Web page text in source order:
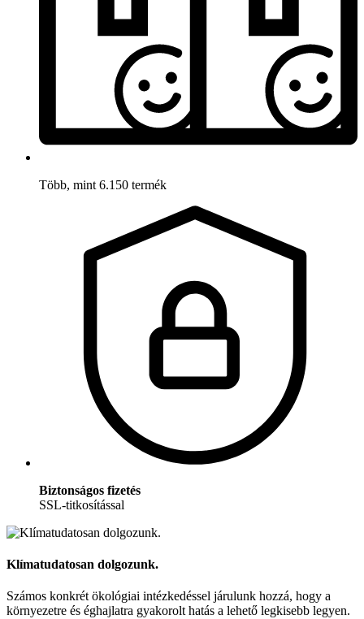
Több, mint 6.150 termék
Biztonságos fizetés
SSL-titkosítással
Klímatudatosan dolgozunk.
Számos konkrét ökológiai intézkedéssel járulunk hozzá, hogy a
környezetre és éghajlatra gyakorolt hatás a lehető legkisebb legyen.